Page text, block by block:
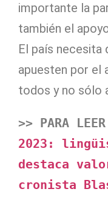
importante la
también el
El país necesita
apuesten por el
todos y no sólo
>> PARA
2023:
destaca
cronista